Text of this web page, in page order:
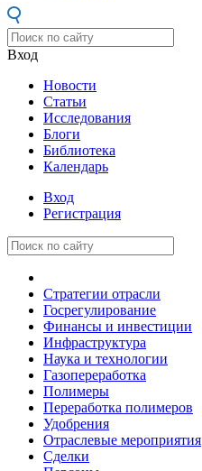
Вход
Новости
Статьи
Исследования
Блоги
Библиотека
Календарь
Вход
Регистрация
Стратегии отрасли
Госрегулирование
Финансы и инвестиции
Инфраструктура
Наука и технологии
Газопереработка
Полимеры
Переработка полимеров
Удобрения
Отраслевые мероприятия
Сделки